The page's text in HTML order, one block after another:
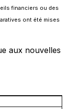
financiers ou des
ont été mises
aux nouvelles